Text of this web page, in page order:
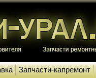
Запчасти-капремонт